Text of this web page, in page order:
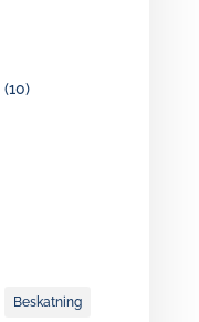
(10)
Beskatning